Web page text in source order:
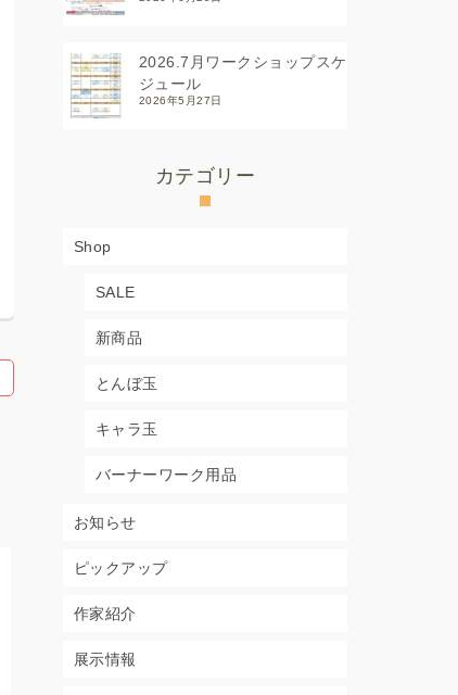
2026.7月ワークショップスケ
ジュール
2026年5月27日
カテゴリー
Shop
SALE
新商品
とんぼ玉
キャラ玉
バーナーワーク用品
お知らせ
ピックアップ
作家紹介
展示情報